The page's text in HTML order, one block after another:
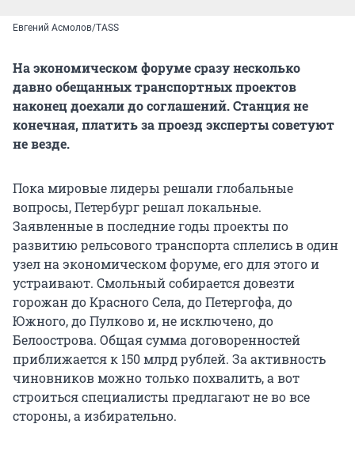
Евгений Асмолов/TASS
На экономическом форуме сразу несколько
давно обещанных транспортных проектов
наконец доехали до соглашений. Станция не
конечная, платить за проезд эксперты советуют
не везде.
Пока мировые лидеры решали глобальные
вопросы, Петербург решал локальные.
Заявленные в последние годы проекты по
развитию рельсового транспорта сплелись в один
узел на экономическом форуме, его для этого и
устраивают. Смольный собирается довезти
горожан до Красного Села, до Петергофа, до
Южного, до Пулково и, не исключено, до
Белоострова. Общая сумма договоренностей
приближается к 150 млрд рублей. За активность
чиновников можно только похвалить, а вот
строиться специалисты предлагают не во все
стороны, а избирательно.